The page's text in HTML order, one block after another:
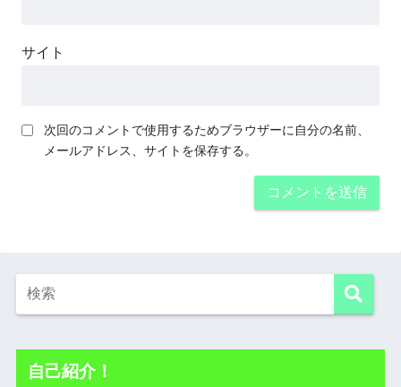
サイト
次回のコメントで使用するためブラウザーに自分の名前、
メールアドレス、サイトを保存する。
自己紹介！